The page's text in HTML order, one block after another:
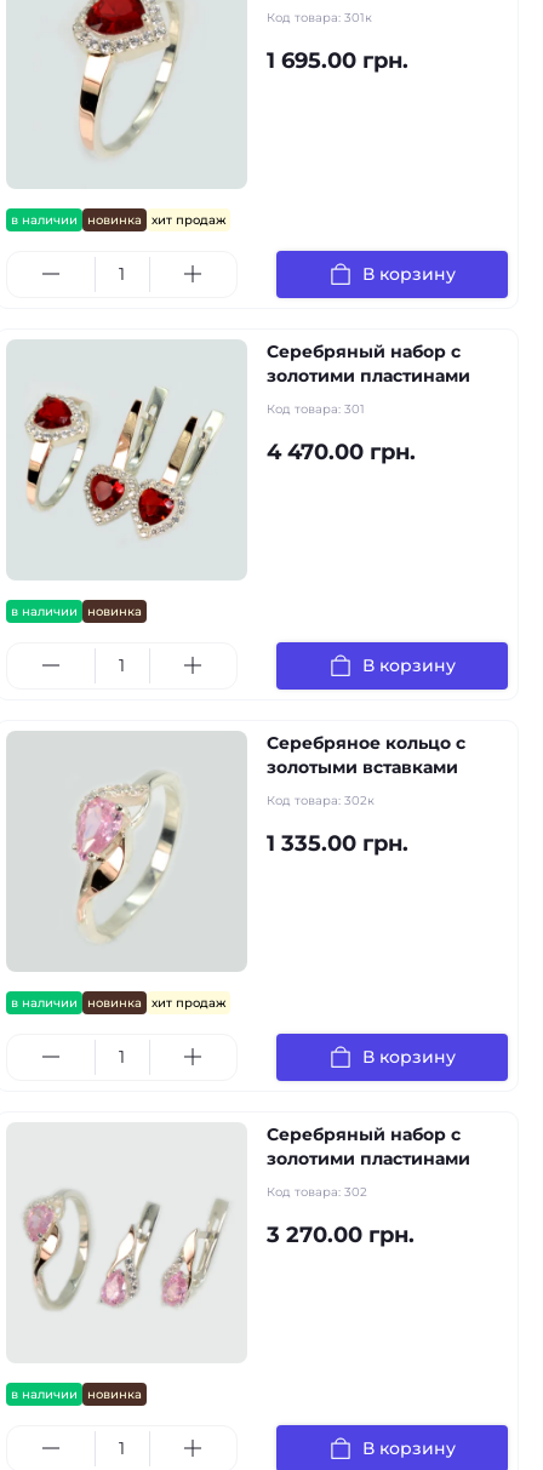
в наличии новинка хит продаж
Код товара: 301к
1 695.00 грн.
В корзину
в наличии новинка
Серебряный набор с
золотими пластинами
Код товара: 301
4 470.00 грн.
В корзину
в наличии новинка хит продаж
Серебряное кольцо с
золотыми вставками
Код товара: 302к
1 335.00 грн.
В корзину
в наличии новинка
Серебряный набор с
золотими пластинами
Код товара: 302
3 270.00 грн.
В корзину